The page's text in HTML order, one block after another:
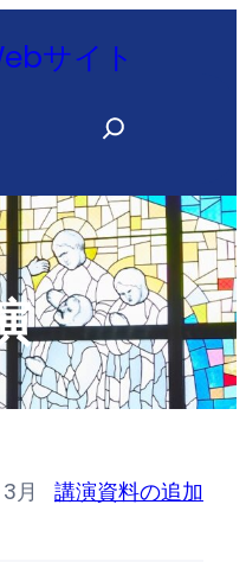
サイト
r
c
h
3月 講演資料の追加